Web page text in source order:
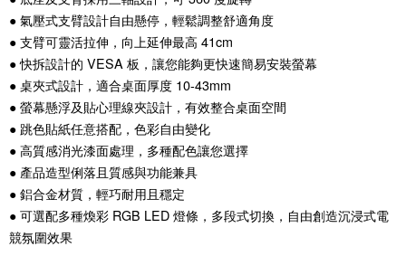
● 氣壓式支臂設計自由懸停，輕鬆調整舒適角度
● 支臂可靈活拉伸，向上延伸最高 41cm
● 快拆設計的 VESA 板，讓您能夠更快速簡易安裝螢幕
● 桌夾式設計，適合桌面厚度 10-43mm
● 螢幕懸浮及貼心理線夾設計，有效整合桌面空間
● 跳色貼紙任意搭配，色彩自由變化
● 高質感消光漆面處理，多種配色讓您選擇
● 產品造型俐落且質感與功能兼具
● 鋁合金材質，輕巧耐用且穩定
● 可選配多種煥彩 RGB LED 燈條，多段式切換，自由創造沉浸式電
競氛圍效果